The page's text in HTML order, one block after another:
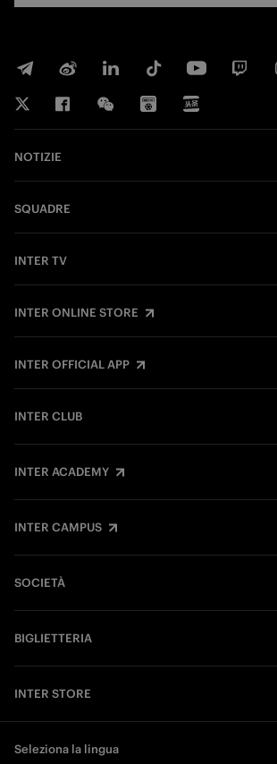
NOTIZIE
SQUADRE
INTER TV
INTER ONLINE STORE
INTER OFFICIAL APP
INTER CLUB
INTER ACADEMY
INTER CAMPUS
SOCIETÀ
BIGLIETTERIA
INTER STORE
Seleziona la lingua